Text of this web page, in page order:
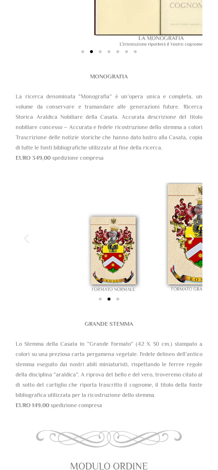
MONOGRAFIA
La ricerca denominata “Monografia” è un’opera unica e completa, un
volume da conservare e tramandare alle generazioni future. Ricerca
Storica Araldica Nobiliare della Casata. Accurata descrizione del titolo
nobiliare concesso – Accurata e fedele ricostruzione dello stemma a colori
Trascrizione delle notizie storiche che hanno dato lustro alla Casata, copia
di tutte le fonti bibliografiche utilizzate al fine della ricerca.
EURO 349,00 spedizione compresa
GRANDE STEMMA
Lo Stemma della Casata in “Grande Formato” (42 X 30 cm.) stampato a
colori su una preziosa carta pergamena vegetale. Fedele delineo dell’antico
stemma eseguito dai nostri abili miniaturisti, rispettando le ferree regole
della disciplina “araldica”. A riprova del bello e del vero, troveremo citato al
di sotto del cartiglio che riporta trascritto il cognome, il titolo della fonte
bibliografica utilizzata per la ricostruzione dello stemma.
EURO 149,00 spedizione compresa
MODULO ORDINE